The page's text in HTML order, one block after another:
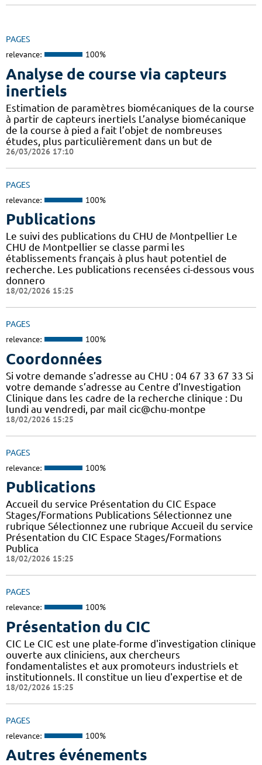
PAGES
relevance: 100%
Analyse de course via capteurs
inertiels
Estimation de paramètres biomécaniques de la course
à partir de capteurs inertiels L’analyse biomécanique
de la course à pied a fait l’objet de nombreuses
études, plus particulièrement dans un but de
26/03/2026 17:10
PAGES
relevance: 100%
Publications
Le suivi des publications du CHU de Montpellier Le
CHU de Montpellier se classe parmi les
établissements français à plus haut potentiel de
recherche. Les publications recensées ci-dessous vous
donnero
18/02/2026 15:25
PAGES
relevance: 100%
Coordonnées
Si votre demande s’adresse au CHU : 04 67 33 67 33 Si
votre demande s’adresse au Centre d’Investigation
Clinique dans les cadre de la recherche clinique : Du
lundi au vendredi, par mail cic@chu-montpe
18/02/2026 15:25
PAGES
relevance: 100%
Publications
Accueil du service Présentation du CIC Espace
Stages/Formations Publications Sélectionnez une
rubrique Sélectionnez une rubrique Accueil du service
Présentation du CIC Espace Stages/Formations
Publica
18/02/2026 15:25
PAGES
relevance: 100%
Présentation du CIC
CIC Le CIC est une plate-forme d'investigation clinique
ouverte aux cliniciens, aux chercheurs
fondamentalistes et aux promoteurs industriels et
institutionnels. Il constitue un lieu d'expertise et de
18/02/2026 15:25
PAGES
relevance: 100%
Autres événements